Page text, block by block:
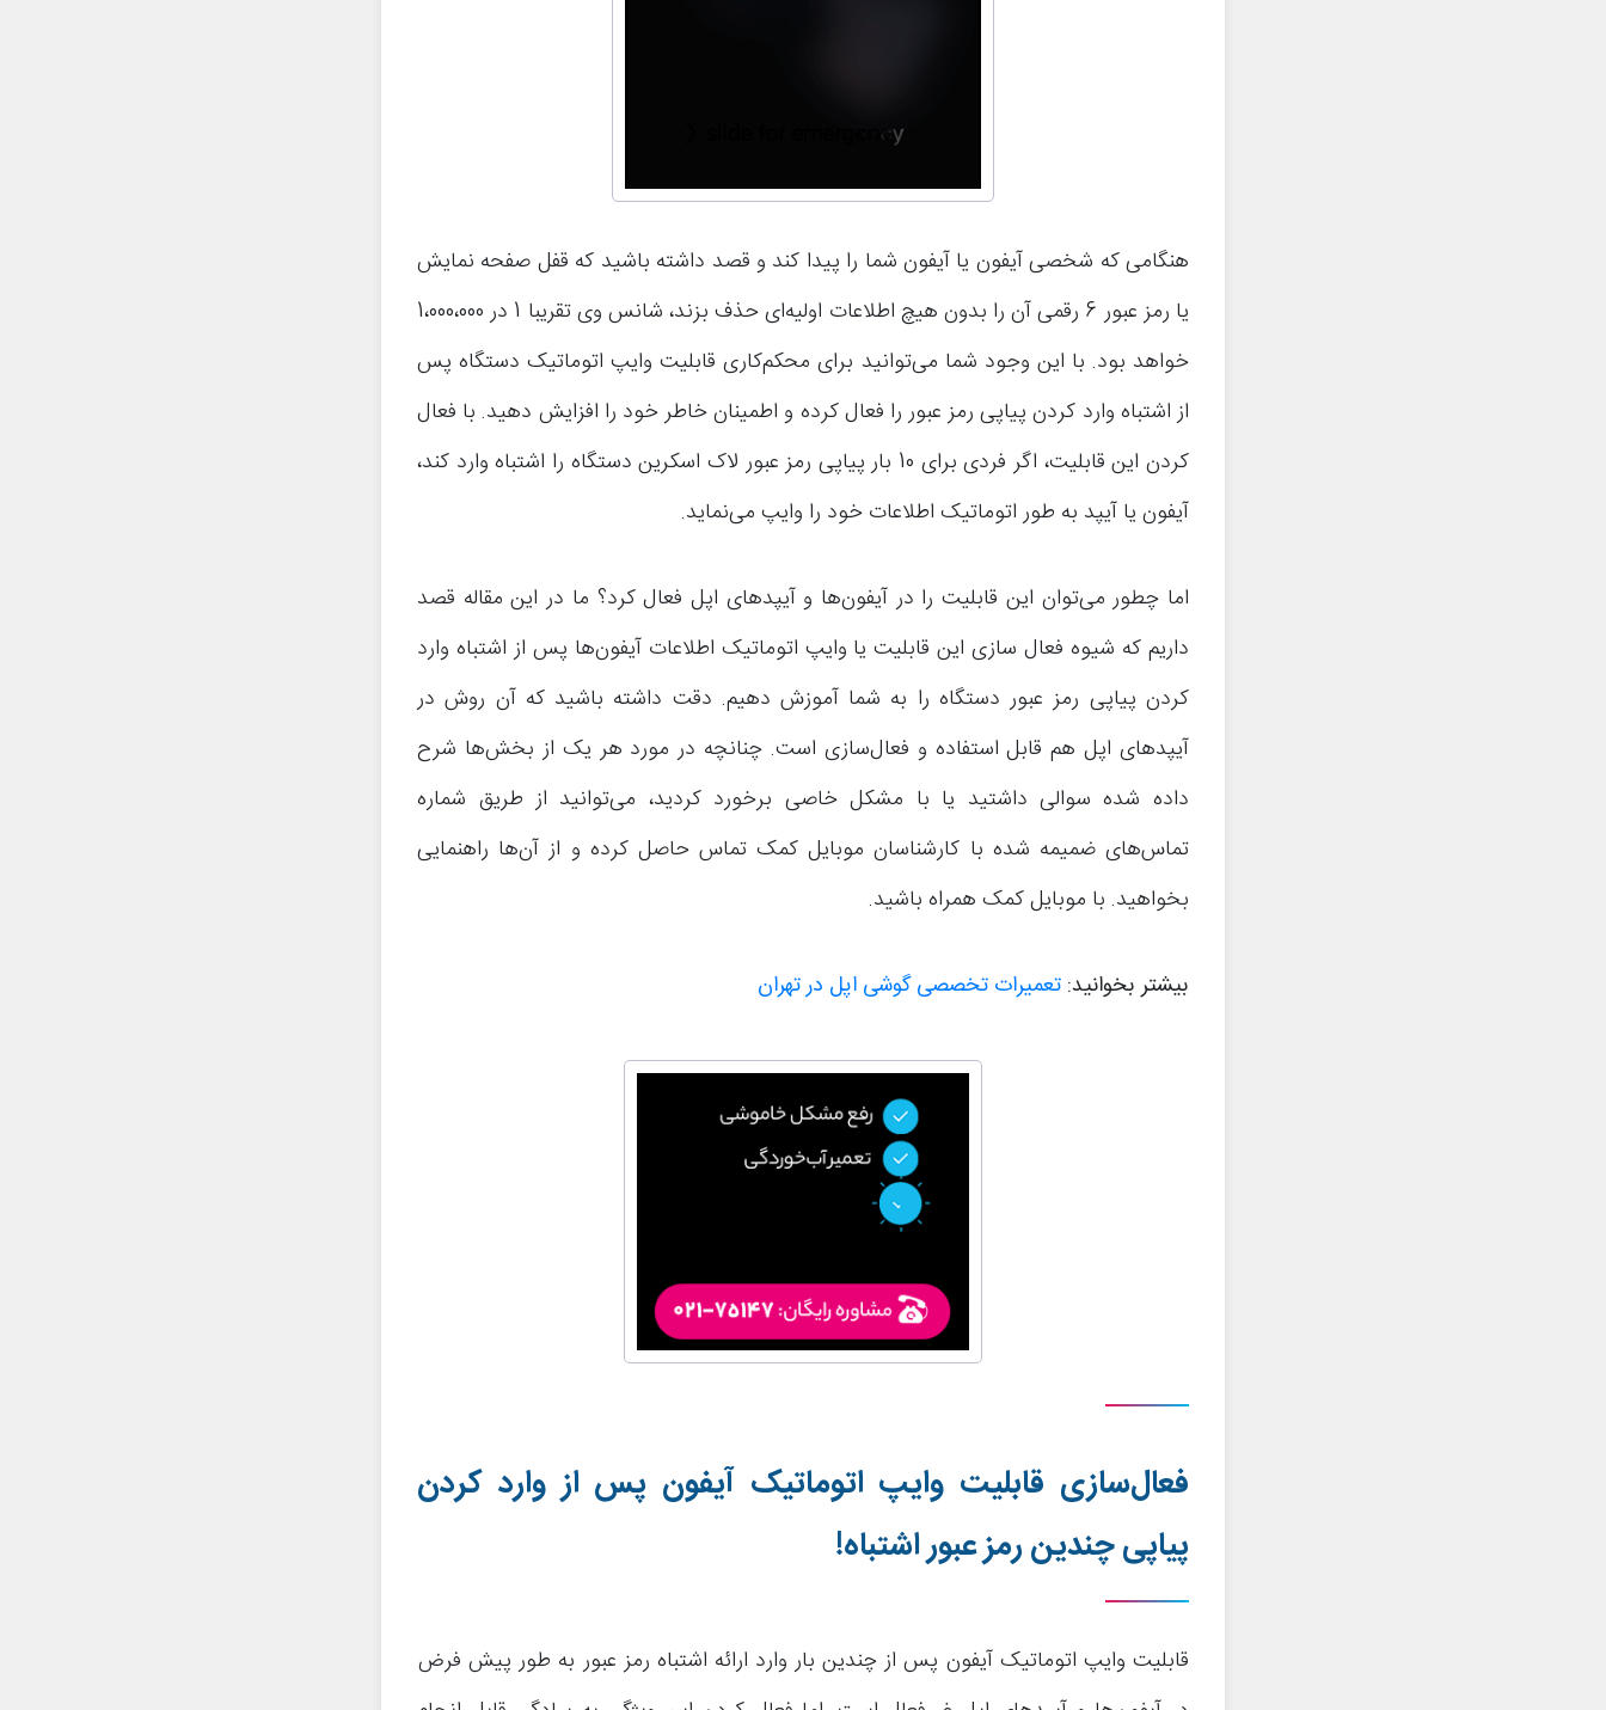
هنگامی که شخصی آیفون یا آیفون شما را پیدا کند و قصد داشته باشید که قفل صفحه نمایش
یا رمز عبور 6 رقمی آن را بدون هیچ اطلاعات اولیه‌ای حذف بزند، شانس وی تقریبا 1 در 1،000،000
خواهد بود. با این وجود شما می‌توانید برای محکم‌کاری قابلیت وایپ اتوماتیک دستگاه پس
از اشتباه وارد کردن پیاپی رمز عبور را فعال کرده و اطمینان خاطر خود را افزایش دهید. با فعال
کردن این قابلیت، اگر فردی برای 10 بار پیاپی رمز عبور لاک اسکرین دستگاه را اشتباه وارد کند،
آیفون یا آیپد به طور اتوماتیک اطلاعات خود را وایپ می‌نماید.
اما چطور می‌توان این قابلیت را در آیفون‌ها و آیپدهای اپل فعال کرد؟ ما در این مقاله قصد
داریم که شیوه فعال سازی این قابلیت یا وایپ اتوماتیک اطلاعات آیفون‌ها پس از اشتباه وارد
کردن پیاپی رمز عبور دستگاه را به شما آموزش دهیم. دقت داشته باشید که آن روش در
آیپدهای اپل هم قابل استفاده و فعال‌سازی است. چنانچه در مورد هر یک از بخش‌ها شرح
داده شده سوالی داشتید یا با مشکل خاصی برخورد کردید، می‌توانید از طریق شماره
تماس‌های ضمیمه شده با کارشناسان موبایل کمک تماس حاصل کرده و از آن‌ها راهنمایی
بخواهید. با موبایل کمک همراه باشید.
بیشتر بخوانید:تعمیرات تخصصی گوشی اپل در تهران
فعال‌سازی قابلیت وایپ اتوماتیک آیفون پس از وارد کردن
پیاپی چندین رمز عبور اشتباه!
قابلیت وایپ اتوماتیک آیفون پس از چندین بار وارد ارائه اشتباه رمز عبور به طور پیش فرض